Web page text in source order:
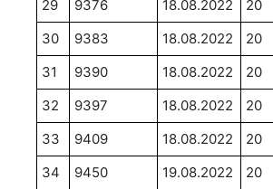
29
9376 18.08.2022 20
30
9383 18.08.2022 20
31
9390 18.08.2022 20
32
9397 18.08.2022 20
33
9409 18.08.2022 20
34
9450 19.08.2022 20